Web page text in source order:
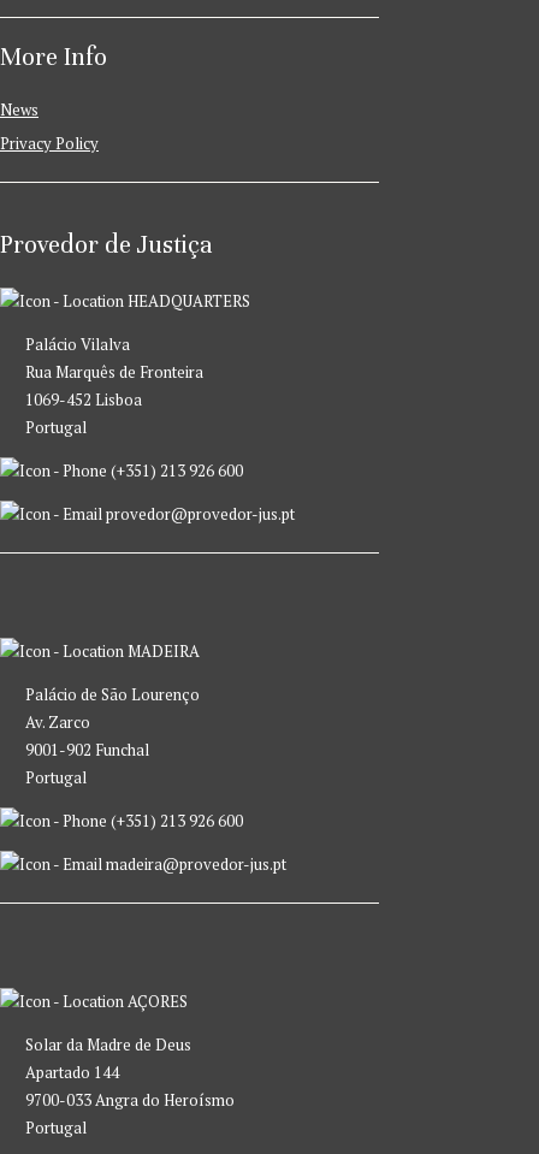
More Info
News
Privacy Policy
Provedor de Justiça
HEADQUARTERS
Palácio Vilalva
Rua Marquês de Fronteira
1069-452 Lisboa
Portugal
(+351) 213 926 600
provedor@provedor-jus.pt
MADEIRA
Palácio de São Lourenço
Av. Zarco
9001-902 Funchal
Portugal
(+351) 213 926 600
madeira@provedor-jus.pt
AÇORES
Solar da Madre de Deus
Apartado 144
9700-033 Angra do Heroísmo
Portugal